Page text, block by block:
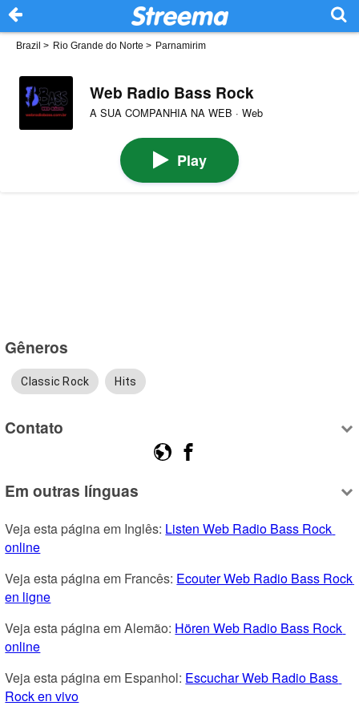
Brazil > Rio Grande do Norte > Parnamirim
Web Radio Bass Rock
A SUA COMPANHIA NA WEB · Web
Play
Gêneros
Classic Rock Hits
Contato
Em outras línguas
Veja esta página em Inglês: Listen Web Radio Bass Rock
online
Veja esta página em Francês: Ecouter Web Radio Bass Rock
en ligne
Veja esta página em Alemão: Hören Web Radio Bass Rock
online
Veja esta página em Espanhol: Escuchar Web Radio Bass
Rock en vivo